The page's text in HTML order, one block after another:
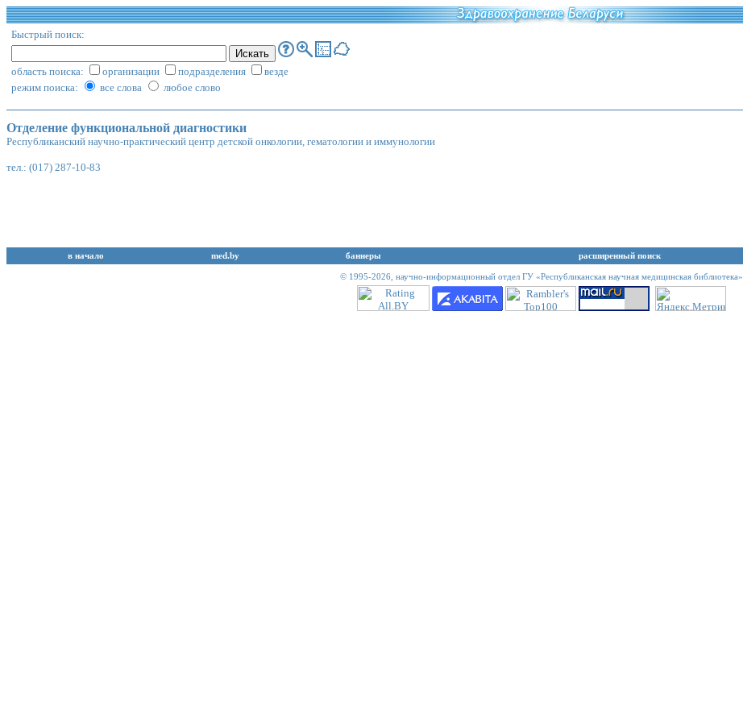
Быстрый поиск:
область поиска: организации подразделения
везде
режим поиска:
все слова любое слово
Отделение функциональной диагностики
Республиканский научно-практический центр детской онкологии, гематологии и иммунологии
тел.: (017) 287-10-83
в начало med.by баннеры расширенный поиск
© 1995-2026, научно-информационный отдел ГУ «Республиканская научная медицинская библиотека»